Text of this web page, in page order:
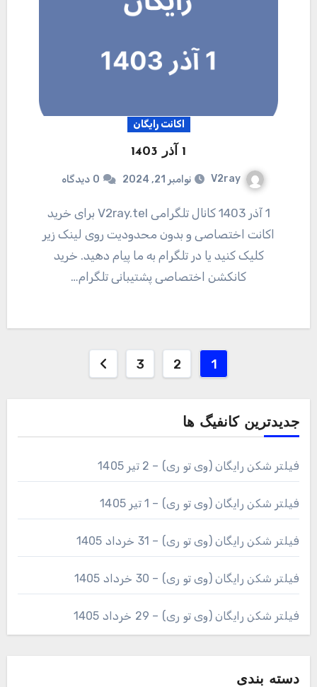
اکانت رایگان
1 آذر 1403
V2ray نوامبر 21, 2024 0 دیدگاه
1 آذر 1403 کانال تلگرامی V2ray.tel برای خرید
اکانت اختصاصی و بدون محدودیت روی لینک زیر
کلیک کنید یا در تلگرام به ما پیام دهید. خرید
کانکشن اختصاصی پشتیبانی تلگرام…
صفحه‌بندی
1
2
3
جدیدترین کانفیگ ها
فیلتر شکن رایگان (وی تو ری) – 2 تیر 1405
فیلتر شکن رایگان (وی تو ری) – 1 تیر 1405
فیلتر شکن رایگان (وی تو ری) – 31 خرداد 1405
فیلتر شکن رایگان (وی تو ری) – 30 خرداد 1405
فیلتر شکن رایگان (وی تو ری) – 29 خرداد 1405
دسته بندی